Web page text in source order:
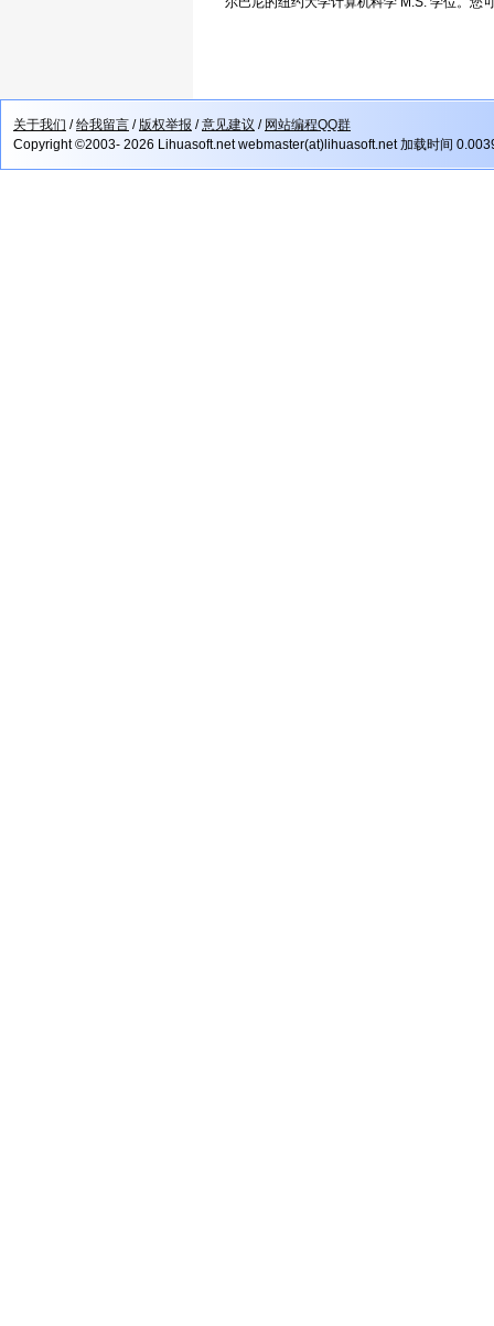
关于我们 /给我留言 /版权举报 /意见建议 / 网站编程QQ群
Copyright ©2003- 2026 Lihuasoft.net webmaster(at)lihuasoft.net 加载时间